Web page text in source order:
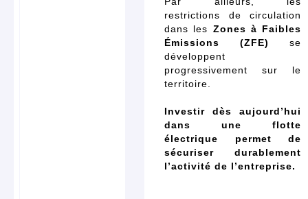
restrictions de circulation
dans les Zones à Faibles
Émissions (ZFE)
se
développent
progressivement sur le
territoire.
Investir dès aujourd’hui
dans une flotte
électrique permet de
sécuriser durablement
l’activité de l’entreprise.